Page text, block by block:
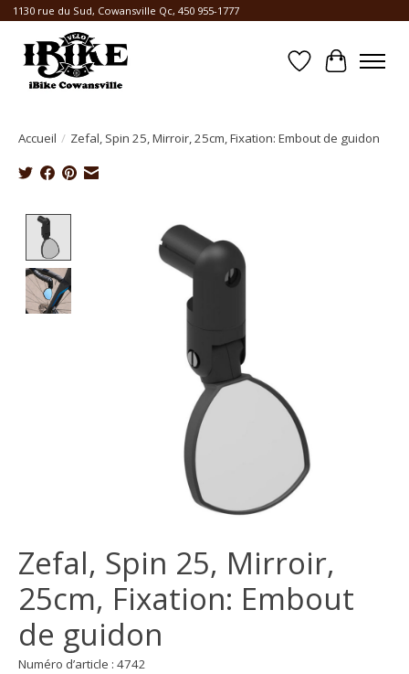
1130 rue du Sud, Cowansville Qc, 450 955-1777
Liste dePanier
Accueil / Zefal, Spin 25, Mirroir, 25cm, Fixation: Embout de guidon
Product image slideshow Items
Zefal, Spin 25, Mirroir,
25cm, Fixation: Embout
de guidon
Numéro d’article : 4742